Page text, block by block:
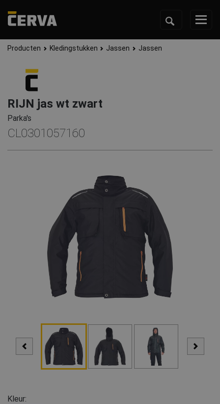
Producten Kledingstukken Jassen Jassen
RIJN jas wt zwart
Parka's
CL0301057160
Kleur: